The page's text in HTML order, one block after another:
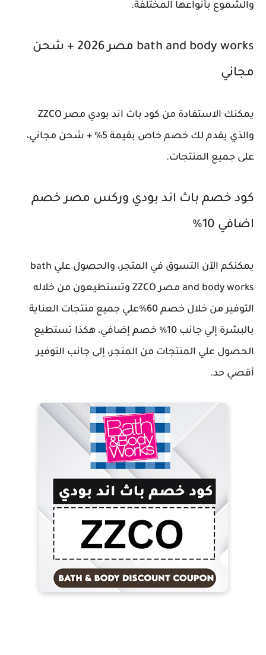
والشموع بأنواعها المختلفة.
bath and body works مصر 2026 + شحن
مجاني
يمكنك الاستفادة من كود باث اند بودي مصر ZZCO
والذي يقدم لك خصم خاص بقيمة 5% + شحن مجاني،
على جميع المنتجات.
كود خصم باث اند بودي وركس مصر خصم
اضافي 10%
يمكنكم الآن التسوق في المتجر، والحصول علي bath
and body works مصر ZZCO وتستطيعون من خلاله
التوفير من خلال خصم 60%علي جميع منتجات العناية
بالبشرة إلي جانب 10% خصم إضافي، هكذا تستطيع
الحصول علي المنتجات من المتجر، إلى جانب التوفير
أقصي حد.